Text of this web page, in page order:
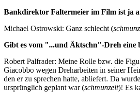
Bankdirektor Faltermeier im Film ist ja
Michael Ostrowski: Ganz schlecht (
Gibt es vom "...und Äktschn"-Dreh eine
Robert Palfrader: Meine Rolle bzw. die
Giacobbo wegen Dreharbeiten in seiner
den er zu sprechen hatte, abliefert. Da
ursprünglich geplant war (schmunzelt)! Es